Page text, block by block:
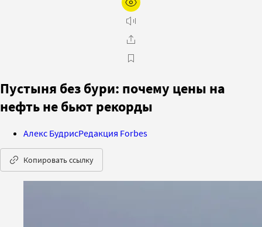
Пустыня без бури: почему цены на
нефть не бьют рекорды
Алекс БудрисРедакция Forbes
Копировать ссылку